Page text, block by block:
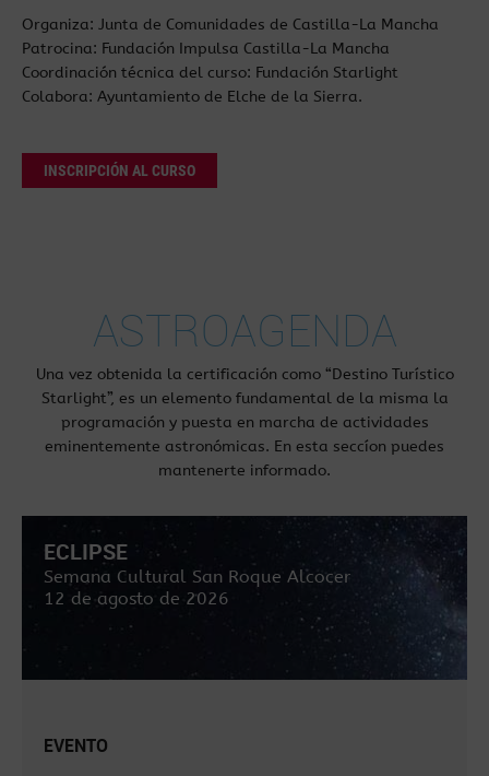
Organiza: Junta de Comunidades de Castilla-La Mancha
Patrocina: Fundación Impulsa Castilla-La Mancha
Coordinación técnica del curso: Fundación Starlight
Colabora: Ayuntamiento de Elche de la Sierra.
INSCRIPCIÓN AL CURSO
ASTROAGENDA
Una vez obtenida la certificación como “Destino Turístico
Starlight”, es un elemento fundamental de la misma la
programación y puesta en marcha de actividades
eminentemente astronómicas. En esta seccíon puedes
mantenerte informado.
ECLIPSE
Semana Cultural San Roque Alcocer
12 de agosto de 2026
EVENTO